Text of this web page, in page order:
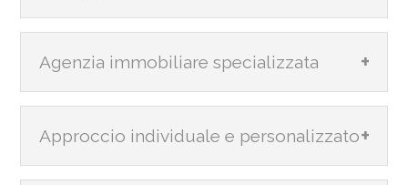
Agenzia immobiliare specializzata
Approccio individuale e personalizzato